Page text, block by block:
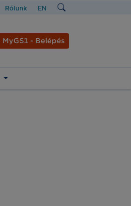
Rólunk EN
MyGS1 - Belépés